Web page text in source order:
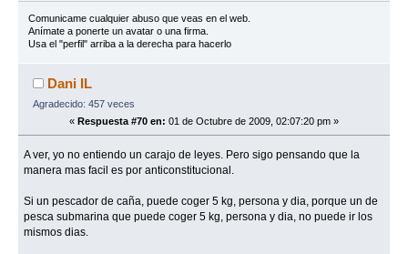
Comunicame cualquier abuso que veas en el web.
Anímate a ponerte un avatar o una firma.
Usa el "perfil" arriba a la derecha para hacerlo
Dani IL
Agradecido: 457 veces
« Respuesta #70 en: 01 de Octubre de 2009, 02:07:20 pm »
A ver, yo no entiendo un carajo de leyes. Pero sigo pensando que la
manera mas facil es por anticonstitucional.
Si un pescador de caña, puede coger 5 kg, persona y dia, porque un de
pesca submarina que puede coger 5 kg, persona y dia, no puede ir los
mismos dias.